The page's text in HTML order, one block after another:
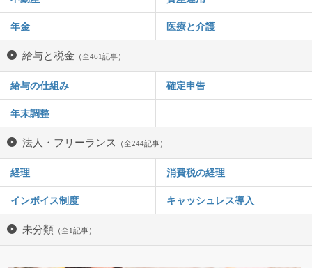
年金 医療と介護
給与と税金 （全461記事）
給与の仕組み 確定申告
年末調整
法人・フリーランス （全244記事）
経理 消費税の経理
インボイス制度 キャッシュレス導入
未分類 （全1記事）